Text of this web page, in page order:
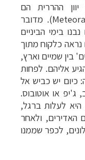
ההררית הם
). מדובר
בימי הביניים
נראה כלקוח מתוך
בין שמיים וארץ,
אליהם. לפחות
כיום יש כביש אל
או אוטובוס.
לעלות ברגל,
האדירים, ולאחר
לכפר שממנו